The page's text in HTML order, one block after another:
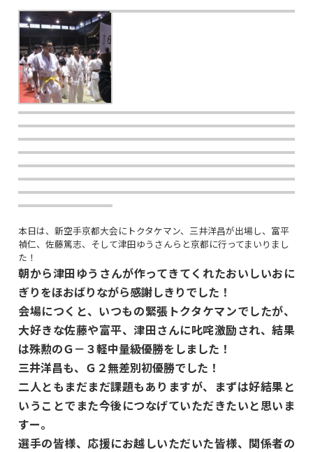
本日は、新空手京都大会にトクタケマン、三井洋昌が出場し、富平
禎仁、佐藤篤志、そして津田ゆうさんらと京都に行ってまいりまし
た！
朝から津田ゆうさんが作ってきてくれたおいしいおに
ぎりをほおばりながら感謝しきりでした！
会場につくと、いつもの緊張トクタケマンでしたが、
大好きな佐藤や富平、津田さんに叱咤激励され、結果
は殊勲のＧ－３軽中量級優勝をしました！
三井洋昌も、Ｇ２無差別初優勝でした！
二人ともまだまだ課題もありますが、まずは好結果と
いうことでまた今後につなげていただきたいと思いま
すー。
選手の皆様、応援にお越しいただいた皆様、関係者の